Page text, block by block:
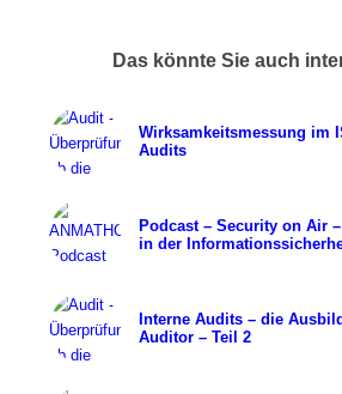
Das könnte Sie auch
Wirksamkeitsmessung im
Audits
Podcast – Security on Air
in der
Interne Audits – die
Auditor – Teil 2